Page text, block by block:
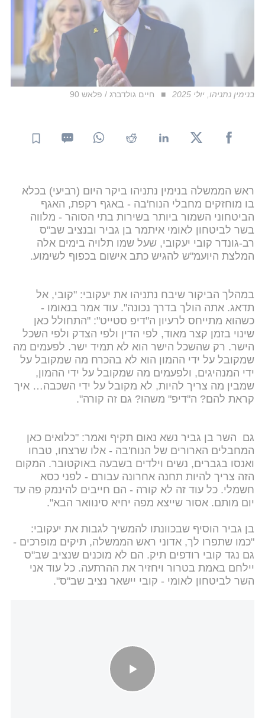
בנימין נתניהו, יולי 2025 חיים גולדברג / פלאש 90
ראש הממשלה בנימין נתניהו ביקר היום (רביעי) בכלא
בו מוחזקים מחבלי הנוח'בה - באגף רקפת, האגף
הביטחוני השמור ביותר בשירות בתי הסוהר - מלווה
בשר לביטחון לאומי איתמר בן גביר ובנציב שב"ס
רב-גונדר קובי יעקובי, שעל שמו תלויה בימים אלה
המלצת היועמ"ש להגיש כתב אישום בכפוף לשימוע.
במהלך הביקור שיבח נתניהו את יעקובי: "קובי, אל
תדאג. אתה הולך בדרך נכונה". עוד אמר בנאומו -
כשהוא מתייחס לרעיון ה"דיפ סטייט": "התחולל כאן
שינוי בזמן קצר מאוד, לפי הדין ולפי הצדק ולפי השכל
הישר. רק שהשכל הישר הוא לא תמיד ישר. לפעמים מה
שמקובל על ידי ההמון הוא לא בהכרח מה שמקובל על
ידי המנהיגים, ולפעמים מה שמקובל על ידי ההמון,
שמבין מה צריך להיות, לא מקובל על ידי השכבה… איך
קראת להם? ה"דיפ" משהו? גם זה קורה".
גם השר בן גביר נשא נאום תקיף ואמר: "כלואים כאן
המחבלים הארורים של הנוח'בה - אלו שרצחו, טבחו
ואנסו בגברים, נשים וילדים בשבעה באוקטובר. המקום
הזה צריך להיות תחנה אחרונה עבורם - לפני כסא
חשמלי. כל עוד זה לא קורה - הם חייבים להינמק פה עד
יום מותם. אסור שייצא מפה יחיא סינוואר הבא".
בן גביר הוסיף שבכוונתו להמשיך לגבות את יעקובי:
"כמו שתפרו לך, אדוני ראש הממשלה, תיקים מופרכים -
גם נגד קובי רודפים תיק. הם לא מוכנים שנציב שב"ס
יילחם באמת בטרור ויחזיר את ההרתעה. כל עוד אני
השר לביטחון לאומי - קובי יישאר נציב שב"ס".